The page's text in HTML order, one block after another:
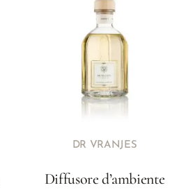
DR VRANJES
Diffusore d’ambiente